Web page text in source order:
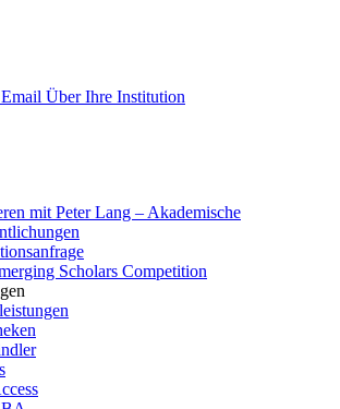
Über Ihre Institution
mit Peter Lang – Akademische
Scholars Competition